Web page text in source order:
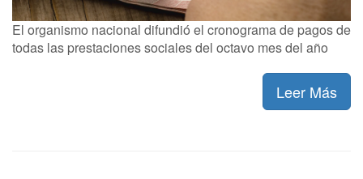
El organismo nacional difundió el cronograma de pagos de
todas las prestaciones sociales del octavo mes del año
Leer Más